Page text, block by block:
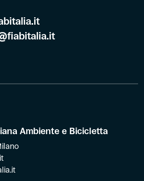
Ambiente e Bicicletta